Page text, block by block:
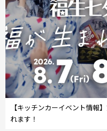
【キッチンカーイベント情報
れます！